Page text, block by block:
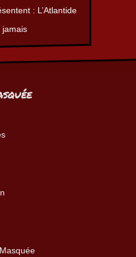
: L’Atlantide
jamais